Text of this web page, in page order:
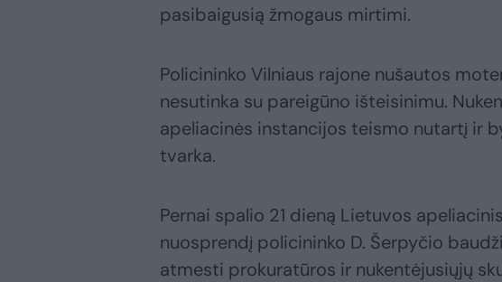
pasibaigusią žmogaus mirtimi.
Policininko Vilniaus rajone nušautos
nesutinka su pareigūno išteisinimu.
apeliacinės instancijos teismo nutartį ir
tvarka.
Pernai spalio 21 dieną Lietuvos
nuosprendį policininko D. Šerpyčio
atmesti prokuratūros ir nukentėjusiųjų